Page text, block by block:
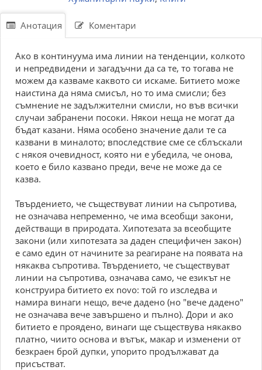
Анотация Коментари
Ако в континуума има линии на тенденции, колкото
и непредвидени и загадъчни да са те, то тогава не
можем да казваме каквото си искаме. Битието може
наистина да няма смисъл, но то има смисли; без
съмнение не задължителни смисли, но във всички
случаи забранени посоки. Някои неща не могат да
бъдат казани. Няма особено значение дали те са
казвани в миналото; впоследствие сме се сблъскали
с някоя очевидност, която ни е убедила, че онова,
което е било казвано преди, вече не може да се
казва.
Твърдението, че съществуват линии на съпротива,
не означава непременно, че има всеобщи закони,
действащи в природата. Хипотезата за всеобщите
закони (или хипотезата за даден специфичен закон)
е само един от начините за реагиране на появата на
някаква съпротива. Твърдението, че съществуват
линии на съпротива, означава само, че езикът не
конструира битието ex novо: той го изследва и
намира винаги нещо, вече дадено (но "вече дадено"
не означава вече завършено и пълно). Дори и ако
битието е проядено, винаги ще съществува някакво
платно, чиито основа и вътък, макар и изменени от
безкраен брой дупки, упорито продължават да
присъстват.